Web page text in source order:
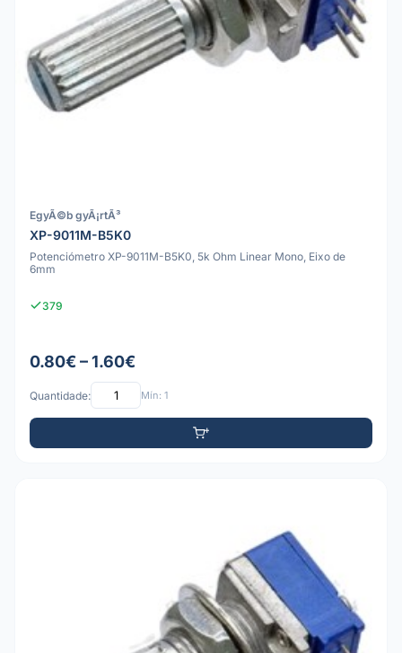
EgyÃ©b gyÃ¡rtÃ³
XP-9011M-B5K0
Potenciómetro XP-9011M-B5K0, 5k Ohm Linear Mono, Eixo de
6mm
379
0.80€ – 1.60€
Quantidade: Mín: 1